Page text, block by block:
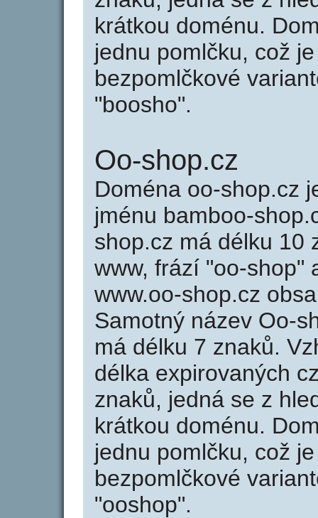
krátkou doménu.
jednu pomlčku, což
bezpomlčkové
"boosho".
Oo-shop.cz
Doména oo-shop.cz
jménu bamboo-
shop.cz má délku 10
www, frází "oo-shop"
www.oo-shop.cz
Samotný název Oo-
má délku 7 znaků.
délka expirovaných
znaků, jedná se z
krátkou doménu.
jednu pomlčku, což
bezpomlčkové
"ooshop".